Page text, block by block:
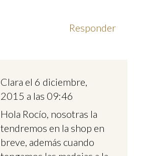
Responder
Clara el 6 diciembre,
2015 a las 09:46
Hola Rocío, nosotras la
tendremos en la shop en
breve, además cuando